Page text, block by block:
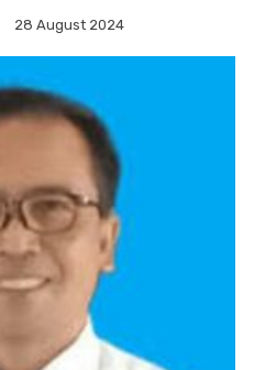
28 August 2024